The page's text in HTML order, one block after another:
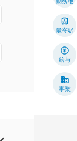
最寄駅
給与
事業